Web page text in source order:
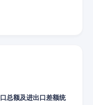
总额及进出口差额统